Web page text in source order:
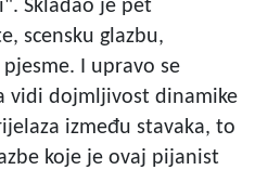
Skladao je pet
scensku glazbu,
I upravo se
vidi dojmljivost dinamike
između stavaka, to
koje je ovaj pijanist